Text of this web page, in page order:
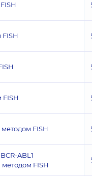
FISH
методом FISH
ABL1
методом FISH